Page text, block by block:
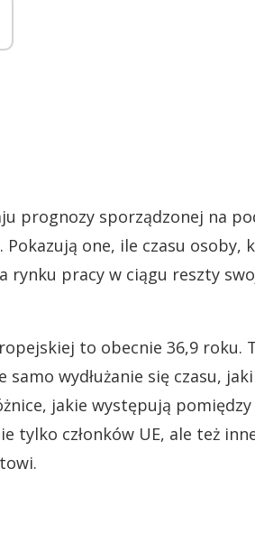
prognozy sporządzonej na
one, ile czasu osoby,
rynku pracy w ciągu reszty
to obecnie 36,9 roku.
samo wydłużanie się czasu,
jakie występują
tylko członków UE, ale też